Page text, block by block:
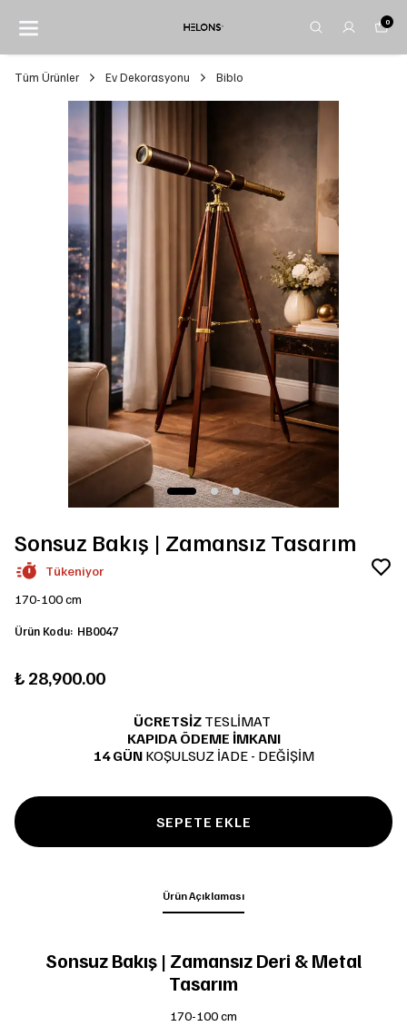
0
Tüm Ürünler Ev Dekorasyonu Biblo
Sonsuz Bakış | Zamansız Tasarım
Tükeniyor
170-100 cm
Ürün Kodu: HB0047
₺ 28,900.00
ÜCRETSİZ TESLİMAT
KAPIDA ÖDEME İMKANI
14 GÜNKOŞULSUZ İADE - DEĞİŞİM
SEPETE EKLE
Ürün Açıklaması
Sonsuz Bakış | Zamansız Deri & Metal
Tasarım
170-100 cm